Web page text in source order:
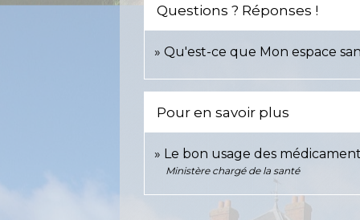
Questions ? Réponses !
Qu'est-ce que Mon espace
Pour en savoir plus
Le bon usage des
Ministère chargé de la santé